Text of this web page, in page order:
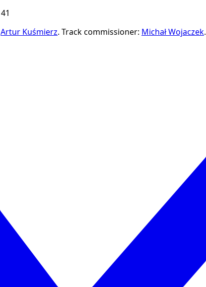
41
Artur Kuśmierz. Track commissioner: Michał Wojaczek.